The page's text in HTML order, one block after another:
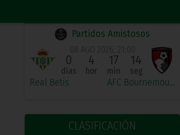
Partidos Amistosos
Real Betis
08 AGO 2026, 21:00
0
días
4
hor
17
min
13
seg
AFC Bournemouth
CLASIFICACIÓN